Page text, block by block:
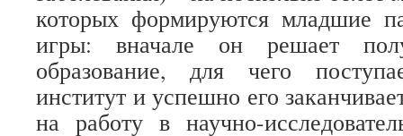
которых формируются младшие
игры: вначале он решает
образование, для чего
институт и успешно его
на работу в научно-